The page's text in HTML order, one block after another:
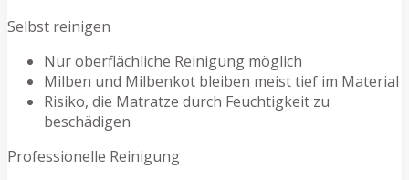
Selbst reinigen
Nur oberflächliche Reinigung möglich
Milben und Milbenkot bleiben meist tief im Material
Risiko, die Matratze durch Feuchtigkeit zu
beschädigen
Professionelle Reinigung